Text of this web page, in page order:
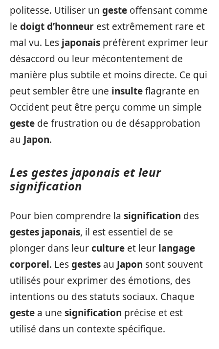
politesse. Utiliser un geste offensant comme
le doigt d’honneur est extrêmement rare et
mal vu. Les japonais préfèrent exprimer leur
désaccord ou leur mécontentement de
manière plus subtile et moins directe. Ce qui
peut sembler être une insulteflagrante en
Occident peut être perçu comme un simple
geste de frustration ou de désapprobation
au Japon.
Les gestes japonais et leur
signification
Pour bien comprendre la signification des
gestes japonais, il est essentiel de se
plonger dans leurculture et leur langage
corporel. Lesgestes au Japon sont souvent
utilisés pour exprimer des émotions, des
intentions ou des statuts sociaux. Chaque
geste a une signification précise et est
utilisé dans un contexte spécifique.